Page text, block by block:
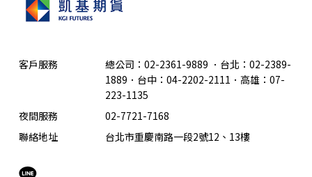
客戶服務 總公司：02-2361-9889 ． 台北：02-2389-
1889．台中：04-2202-2111．高雄：07-
223-1135
夜間服務
02-7721-7168
聯絡地址
台北市重慶南路一段2號12、13樓